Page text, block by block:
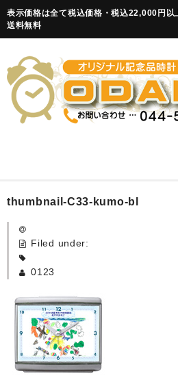
表示価格は全て税込価格・税込22,000円以
送料無料
HOME
卒園記念品
カード付フォトフレームクロック(集
目覚まし時計(集合＋個別)
メロディ時計(集合)
thumbnail-C33-kumo-bl
Filed under:
0123